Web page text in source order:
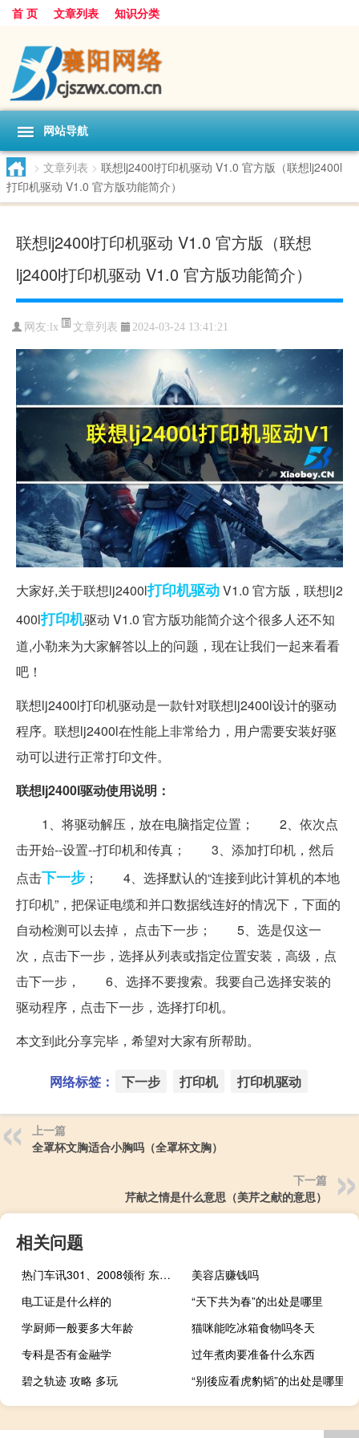
首 页 文章列表 知识分类
网站导航
> 文章列表 > 联想lj2400l打印机驱动 V1.0 官方版（联想lj2400l
打印机驱动 V1.0 官方版功能简介）
联想lj2400l打印机驱动 V1.0 官方版（联想
lj2400l打印机驱动 V1.0 官方版功能简介）
网友: lx 文章列表 2024-03-24 13:41:21
大家好,关于联想lj2400l打印机驱动V1.0 官方版，联想lj2
400l打印机驱动 V1.0 官方版功能简介这个很多人还不知
道,小勒来为大家解答以上的问题，现在让我们一起来看看
吧！
联想lj2400l打印机驱动是一款针对联想lj2400l设计的驱动
程序。联想lj2400l在性能上非常给力，用户需要安装好驱
动可以进行正常打印文件。
联想lj2400l驱动使用说明：
1、将驱动解压，放在电脑指定位置； 2、依次点
击开始--设置--打印机和传真； 3、添加打印机，然后
点击下一步 ； 4、选择默认的“连接到此计算机的本地
打印机”，把保证电缆和并口数据线连好的情况下，下面的
自动检测可以去掉， 点击下一步； 5、选是仅这一
次，点击下一步，选择从列表或指定位置安装，高级，点
击下一步， 6、选择不要搜索。我要自己选择安装的
驱动程序，点击下一步，选择打印机。
本文到此分享完毕，希望对大家有所帮助。
网络标签： 下一步 打印机 打印机驱动
上一篇
全罩杯文胸适合小胸吗（全罩杯文胸）
下一篇
芹献之情是什么意思（美芹之献的意思）
相关问题
热门车讯301、2008领衔 东风标致广州车展扬狮威
美容店赚钱吗
电工证是什么样的
“天下共为春”的出处是哪里
学厨师一般要多大年龄
猫咪能吃冰箱食物吗冬天
专科是否有金融学
过年煮肉要准备什么东西
碧之轨迹 攻略 多玩
“别後应看虎豹韬”的出处是哪里